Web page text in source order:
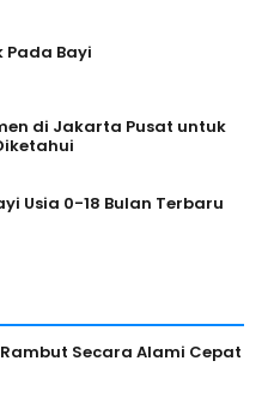
Pada Bayi
di Jakarta Pusat untuk
Usia 0-18 Bulan Terbaru
Secara Alami Cepat